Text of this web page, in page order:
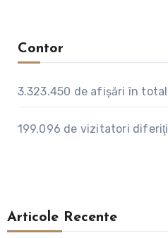
Contor
3.323.450 de afişări în total
199.096 de vizitatori diferiţi
Articole Recente